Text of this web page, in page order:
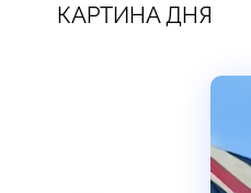
КАРТИНА ДНЯ